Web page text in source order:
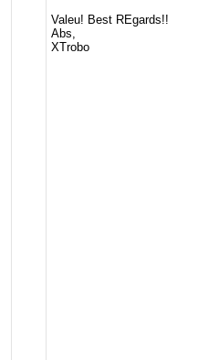
Valeu! Best REgards!!
Abs,
XTrobo